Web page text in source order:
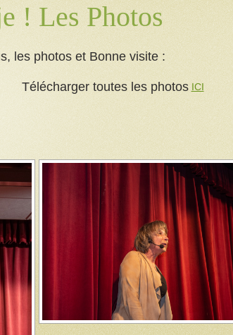
! Les Photos
les photos et Bonne visite :
Télécharger toutes les photos ICI